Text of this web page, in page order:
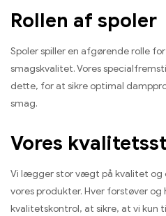
Rollen af ​​spoler
Spoler spiller en afgørende rolle
smagskvalitet. Vores
dette, for at sikre optimal
smag.
Vores
Vi lægger stor vægt på kvalitet
vores produkter. Hver forstøver
kvalitetskontrol, at sikre, at vi kun